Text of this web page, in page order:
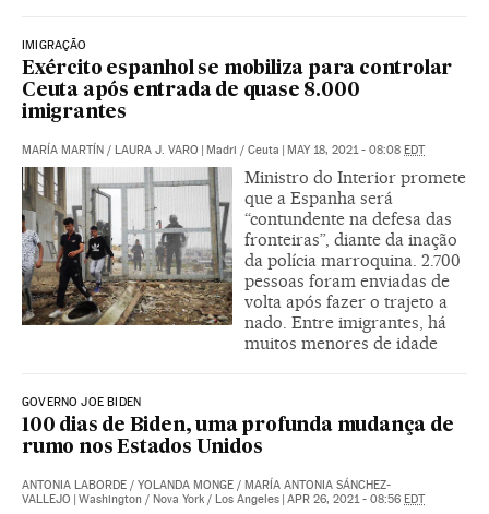
IMIGRAÇÃO
Exército espanhol se mobiliza para controlar
Ceuta após entrada de quase 8.000
imigrantes
MARÍA MARTÍN / LAURA J. VARO | Madri / Ceuta | MAY 18, 2021 - 08:08 EDT
Ministro do Interior promete
que a Espanha será
“contundente na defesa das
fronteiras”, diante da inação
da polícia marroquina. 2.700
pessoas foram enviadas de
volta após fazer o trajeto a
nado. Entre imigrantes, há
muitos menores de idade
GOVERNO JOE BIDEN
100 dias de Biden, uma profunda mudança de
rumo nos Estados Unidos
ANTONIA LABORDE / YOLANDA MONGE / MARÍA ANTONIA SÁNCHEZ-
VALLEJO | Washington / Nova York / Los Angeles | APR 26, 2021 - 08:56 EDT